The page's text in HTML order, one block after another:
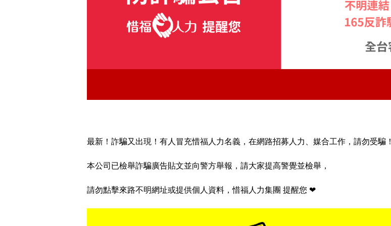
最新！詐騙又出現！有人冒充惜福人力名義，在網路招募人力、媒合工作，請勿受騙！
本公司已檢舉詐騙廣告貼文並向警方舉報，請大家提高警覺並檢舉‍，
請勿點擊來路不明網址或提供個人資料，惜福人力集團 提醒您 ❤